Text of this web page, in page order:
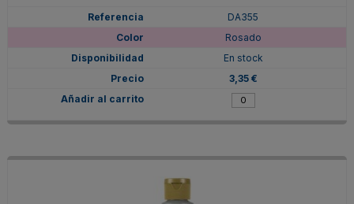
DA355
Rosado
En stock
3,35 €